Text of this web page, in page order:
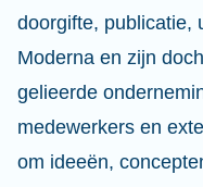
doorgifte, publicatie,
Moderna en zijn
gelieerde
medewerkers en
om ideeën,